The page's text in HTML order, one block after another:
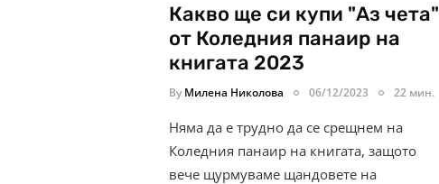
Какво ще си купи "Аз чета"
от Коледния панаир на
книгата 2023
By Милена Николова 06/12/2023 22 мин.
Няма да е трудно да се срещнем на
Коледния панаир на книгата, защото
вече щурмуваме щандовете на